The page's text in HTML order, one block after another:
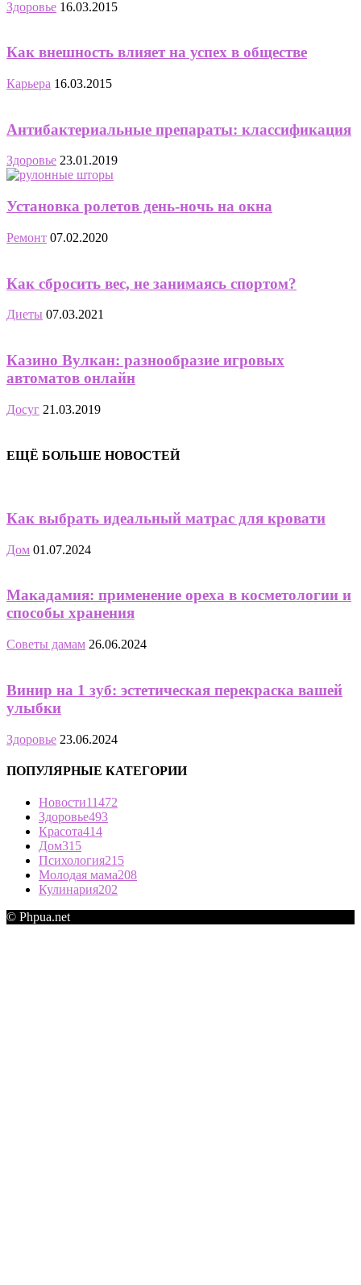
Здоровье 16.03.2015
Как внешность влияет на успех в обществе
Карьера 16.03.2015
Антибактериальные препараты: классификация
Здоровье 23.01.2019
Установка ролетов день-ночь на окна
Ремонт 07.02.2020
Как сбросить вес, не занимаясь спортом?
Диеты 07.03.2021
Казино Вулкан: разнообразие игровых
автоматов онлайн
Досуг 21.03.2019
ЕЩЁ БОЛЬШЕ НОВОСТЕЙ
Как выбрать идеальный матрас для кровати
Дом 01.07.2024
Макадамия: применение ореха в косметологии и
способы хранения
Советы дамам 26.06.2024
Винир на 1 зуб: эстетическая перекраска вашей
улыбки
Здоровье 23.06.2024
ПОПУЛЯРНЫЕ КАТЕГОРИИ
Новости11472
Здоровье493
Красота414
Дом315
Психология215
Молодая мама208
Кулинария202
© Phpua.net